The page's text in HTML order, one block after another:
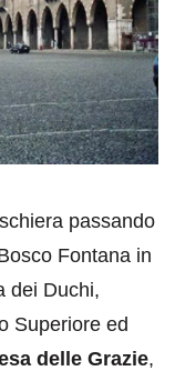
passando
Fontana in
dei Duchi,
Superiore ed
delle Grazie,